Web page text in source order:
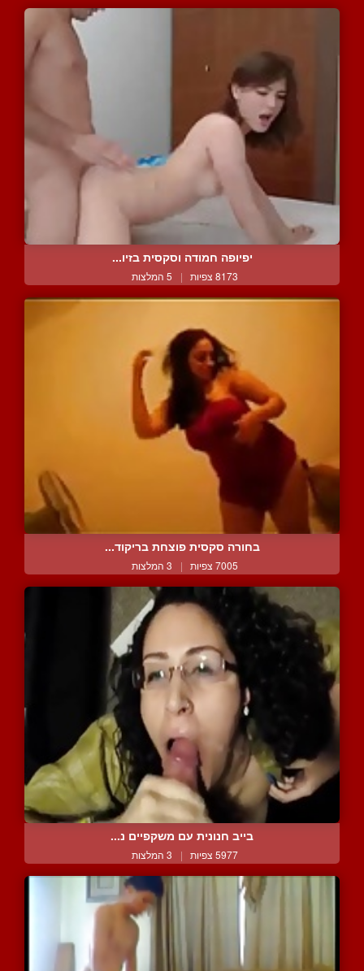
יפיופה חמודה וסקסית בזיו...
8173 צפיות | 5 המלצות
בחורה סקסית פוצחת בריקוד...
7005 צפיות | 3 המלצות
בייב חנונית עם משקפיים נ...
5977 צפיות | 3 המלצות